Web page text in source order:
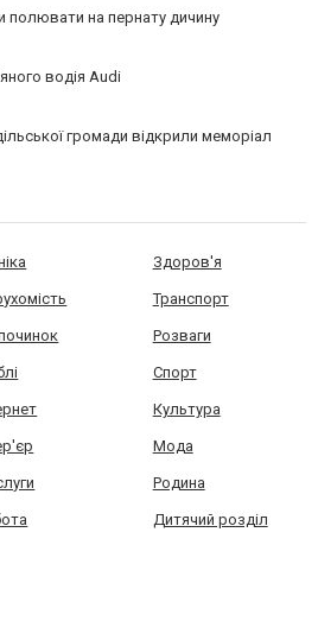
полювати на пернату дичину
водія Audi
громади відкрили меморіал
Здоров'я
Транспорт
Розваги
Спорт
Культура
Мода
Родина
Дитячий розділ